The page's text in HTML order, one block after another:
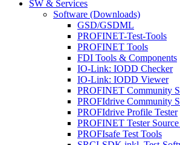
SW & Services
Software (Downloads)
GSD/GSDML
PROFINET-Test-Tools
PROFINET Tools
FDI Tools & Components
IO-Link: IODD Checker
IO-Link: IODD Viewer
PROFINET Community
PROFIdrive Community
PROFIdrive Profile Tester
PROFINET Tester
PROFIsafe Test Tools